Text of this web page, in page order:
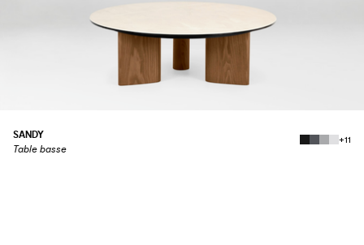
SANDY
Table basse
+11